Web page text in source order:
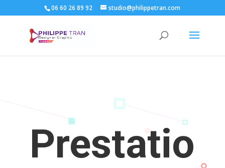
06 60 26 89 92 studio@philippetran.com
Prestatio